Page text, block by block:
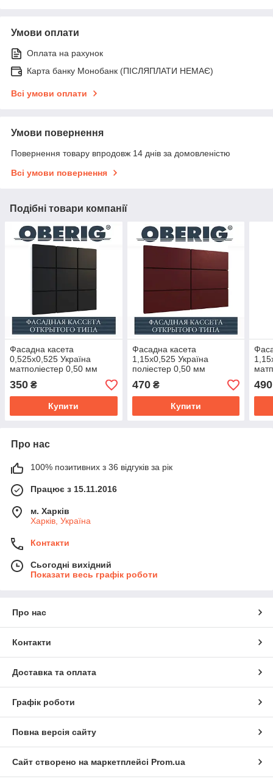
Умови оплати
Оплата на рахунок
Карта банку Монобанк (ПІСЛЯПЛАТИ НЕМАЄ)
Всі умови оплати
Умови повернення
Повернення товару впродовж 14 днів за домовленістю
Всі умови повернення
Подібні товари компанії
Фасадна касета
0,525x0,525 Україна
матполіестер 0,50 мм
350 ₴
Купити
Фасадна касета
1,15х0,525 Україна
поліестер 0,50 мм
470₴
Купити
490
Про нас
100% позитивних з 36 відгуків за рік
Працює з 15.11.2016
м. Харків
Харків, Україна
Контакти
Сьогодні вихідний
Показати весь графік роботи
Про нас
Контакти
Доставка та оплата
Графік роботи
Повна версія сайту
Сайт створено на маркетплейсі Prom.ua